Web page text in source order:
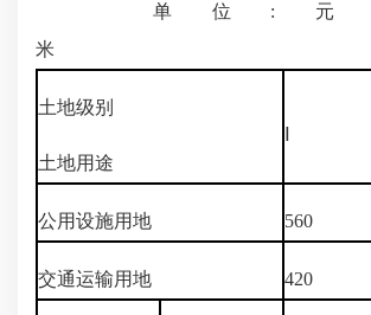
单位:元/
米
土地级别
土地用途
公用设施用地 560
交通运输用地 420